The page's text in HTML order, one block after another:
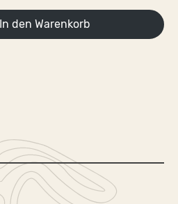
In den Warenkorb